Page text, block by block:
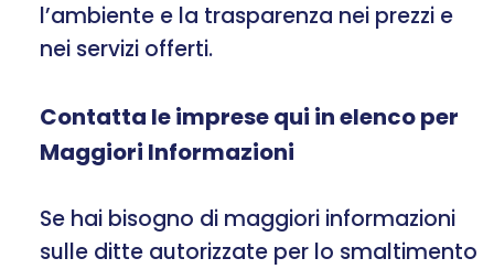
l’ambiente e la trasparenza nei prezzi e
nei servizi offerti.
Contatta le imprese qui in elenco per
Maggiori Informazioni
Se hai bisogno di maggiori informazioni
sulle ditte autorizzate per lo smaltimento